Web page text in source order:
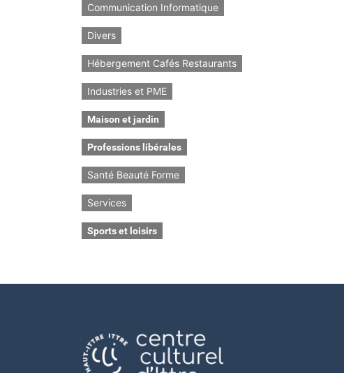
Communication Informatique
Divers
Hébergement Cafés Restaurants
Industries et PME
Maison et jardin
Professions libérales
Santé Beauté Forme
Services
Sports et loisirs